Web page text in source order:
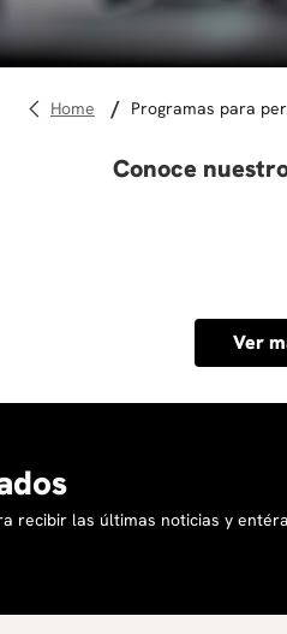
programas para
Conoce
Ver
recibir las últimas noticias y
diseño